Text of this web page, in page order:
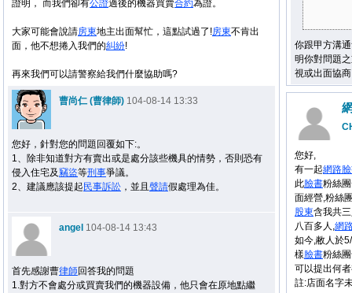
你跟甲方溝
明你對問題
視或出面協
證明， 而我們卻有公證過後的機器買賣合約為證。
大家可能會說請房東地主出面幫忙，這點試過了!房東不肯出
面，他不想捲入我們的糾紛!
再來我們可以請警察給我們什麼協助嗎?
曹尚仁 (曹律師) 104-08-14 13:33
您好，針對您的問題回覆如下:。
1、除非知道對方有賣出或是處分該些機具的情勢，否則恐有
侵入住宅及竊盜等刑事爭議。
2、建議應該提起 民事訴訟 ，並且 聲請假處理為佳。
angel 104-08-14 13:43
首先感謝曹律師回答我的問題
1.對方不會處分或買賣我們的機器設備，他只會在原地點繼
您好,
有一起網路
此臉書粉絲
面經營,粉絲
股東含我共
八百多人,網
如今,敝人於
樣臉書粉絲
可以提出何
註:店面名字